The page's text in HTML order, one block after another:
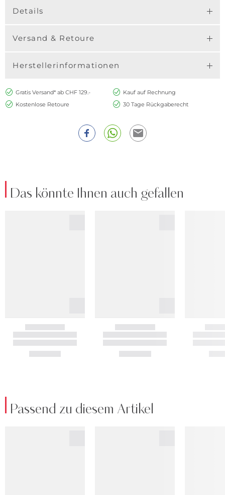
Details
Versand & Retoure
Herstellerinformationen
Gratis Versand* ab CHF 129.-
Kauf auf Rechnung
Kostenlose Retoure
30 Tage Rückgaberecht
Das könnte Ihnen auch gefallen
Passend zu diesem Artikel